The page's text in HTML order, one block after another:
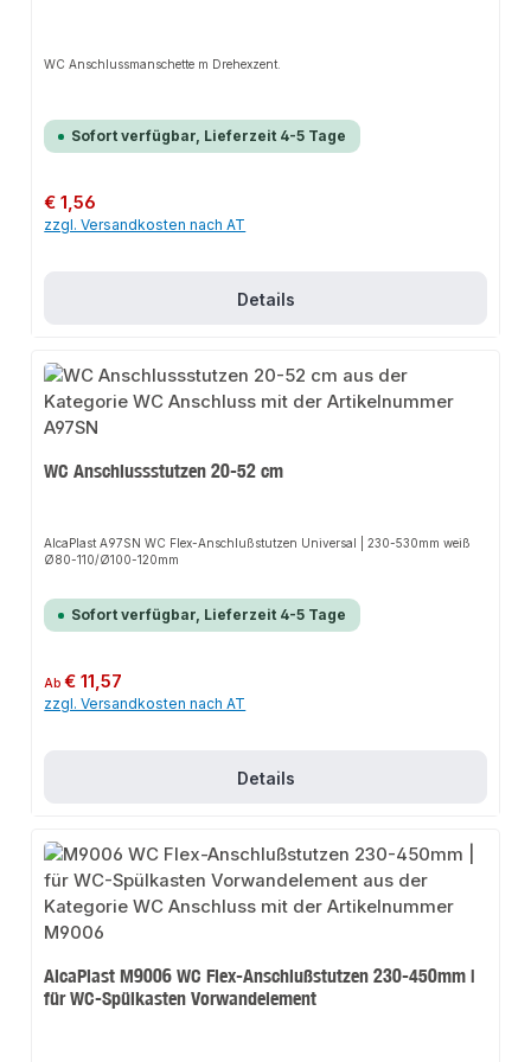
WC Anschlussmanschette m Drehexzent.
Sofort verfügbar, Lieferzeit 4-5 Tage
Regulärer Preis:
€ 1,56
zzgl. Versandkosten nach AT
Details
WC Anschlussstutzen 20-52 cm
AlcaPlast A97SN WC Flex-Anschlußstutzen Universal | 230-530mm weiß
Ø80-110/Ø100-120mm
Sofort verfügbar, Lieferzeit 4-5 Tage
Regulärer Preis:
Ab€ 11,57
zzgl. Versandkosten nach AT
Details
AlcaPlast M9006 WC Flex-Anschlußstutzen 230-450mm |
für WC-Spülkasten Vorwandelement